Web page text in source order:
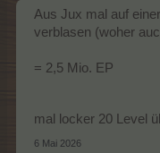
Aus Jux mal auf
verblasen (woher
= 2,5 Mio. EP
mal locker 20 Level
6 Mai 2026